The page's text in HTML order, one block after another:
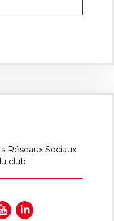
Réseaux Sociaux
club